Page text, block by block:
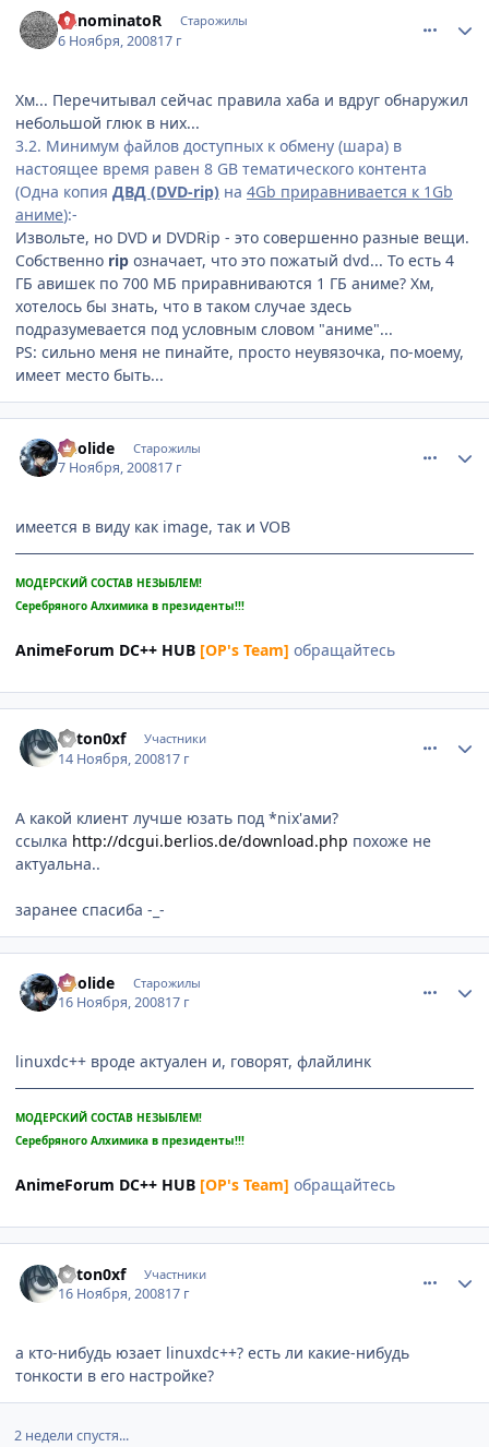
DenominatoR Старожилы
6 Ноября, 200817 г
Хм... Перечитывал сейчас правила хаба и вдруг обнаружил
небольшой глюк в них...
3.2. Минимум файлов доступных к обмену (шара) в
настоящее время равен 8 GB тематического контента
(Одна копия ДВД (DVD-rip) на 4Gb приравнивается к 1Gb
аниме):-
Извольте, но DVD и DVDRip - это совершенно разные вещи.
Собственно rip означает, что это пожатый dvd... То есть 4
ГБ авишек по 700 МБ приравниваются 1 ГБ аниме? Хм,
хотелось бы знать, что в таком случае здесь
подразумевается под условным словом "аниме"...
PS: сильно меня не пинайте, просто неувязочка, по-моему,
имеет место быть...
Aeolide Старожилы
7 Ноября, 200817 г
имеется в виду как image, так и VOB
МОДЕРСКИЙ СОСТАВ НЕЗЫБЛЕМ!
Серебряного Алхимика в президенты!!!
AnimeForum DC++ HUB [OP's Team] обращайтесь
anton0xf Участники
14 Ноября, 200817 г
А какой клиент лучше юзать под *nix'ами?
ссылка http://dcgui.berlios.de/download.php похоже не
актуальна..
заранее спасиба -_-
Aeolide Старожилы
16 Ноября, 200817 г
linuxdc++ вроде актуален и, говорят, флайлинк
МОДЕРСКИЙ СОСТАВ НЕЗЫБЛЕМ!
Серебряного Алхимика в президенты!!!
AnimeForum DC++ HUB [OP's Team] обращайтесь
anton0xf Участники
16 Ноября, 200817 г
а кто-нибудь юзает linuxdc++? есть ли какие-нибудь
тонкости в его настройке?
2 недели спустя...